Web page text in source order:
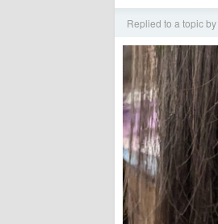
Replied to a topic by